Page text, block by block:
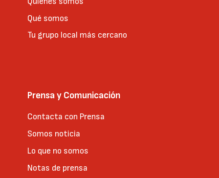
Qué somos
Tu grupo local más cercano
Prensa y Comunicación
Contacta con Prensa
Somos noticia
Lo que no somos
Notas de prensa